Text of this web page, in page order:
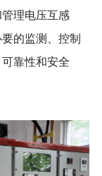
理电压互感
的监测、控制
靠性和安全